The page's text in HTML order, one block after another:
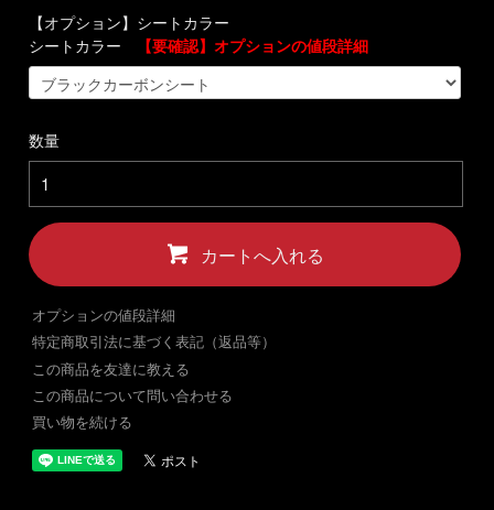
【オプション】シートカラー
シートカラー
【要確認】オプションの値段詳細
数量
カートへ入れる
オプションの値段詳細
特定商取引法に基づく表記（返品等）
この商品を友達に教える
この商品について問い合わせる
買い物を続ける